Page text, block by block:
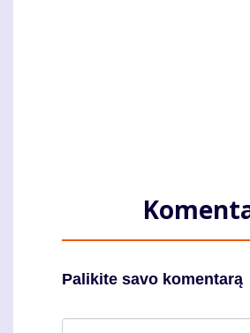
Palikite savo komentarą